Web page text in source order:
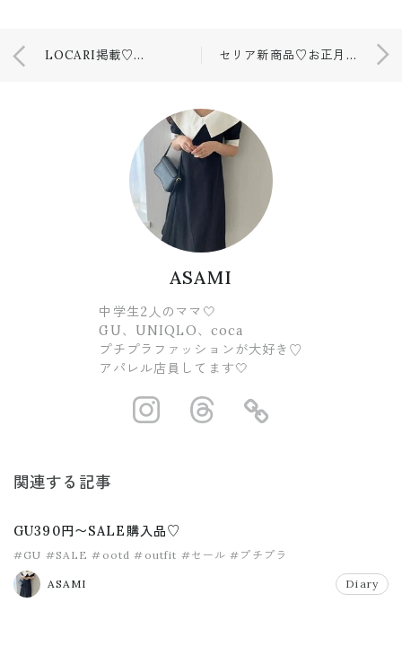
LOCARI掲載♡ユニクロ&GUのチェック柄アイテム 大全集 セリア新商品♡お正月アイテム購入品♡
ASAMI
中学生2人のママ🤍
GU、UNIQLO、coca
プチプラファッションが大好き♡
アパレル店員してます🤍
https://https://
関連する記事
GU390円〜SALE購入品♡
#GU #SALE #ootd #outfit #セール #プチプラ
ASAMI Diary